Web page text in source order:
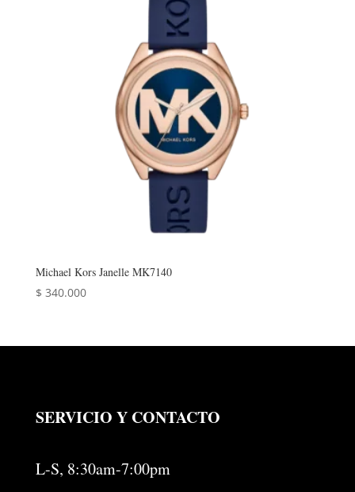
Michael Kors Janelle MK7140
$ 340.000
SERVICIO Y CONTACTO
L-S, 8:30am-7:00pm